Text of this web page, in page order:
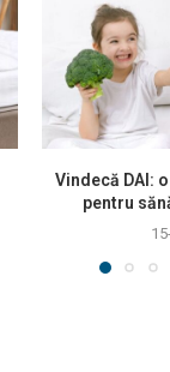
Vindecă DAI:
pentru